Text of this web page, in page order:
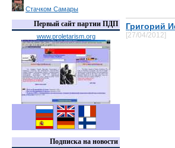
Стачком Самары
Первый сайт партии ПДП
www.proletarism.org
Подписка на новости
Григорий
[27/04/2012]